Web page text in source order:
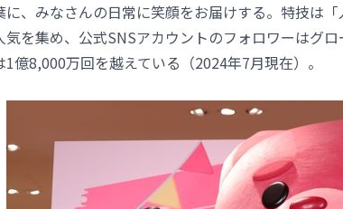
に、みなさんの日常に笑顔をお届けする。特技は
気を集め、公式SNSアカウントのフォロワーはグ
1億8,000万回を越えている（2024年7月現在）。